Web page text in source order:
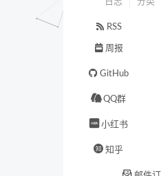
RSS
周报
GitHub
QQ群
小红书
知乎